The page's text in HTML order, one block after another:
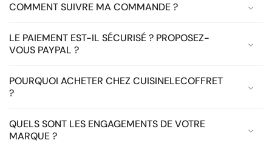
COMMENT SUIVRE MA COMMANDE ?
LE PAIEMENT EST-IL SÉCURISÉ ? PROPOSEZ-
VOUS PAYPAL ?
POURQUOI ACHETER CHEZ CUISINELECOFFRET
?
QUELS SONT LES ENGAGEMENTS DE VOTRE
MARQUE ?